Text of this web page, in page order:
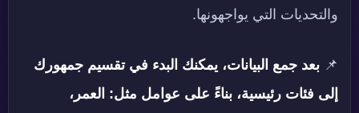
والتحديات التي يواجهونها.
📌 بعد جمع البيانات، يمكنك البدء في تقسيم جمهورك
إلى فئات رئيسية، بناءً على عوامل مثل: العمر،